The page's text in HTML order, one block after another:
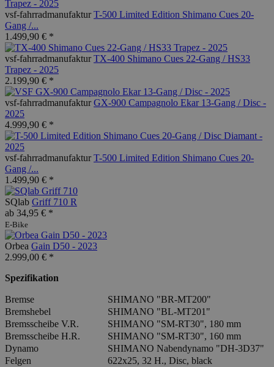
vsf-fahrradmanufaktur T-500 Limited Edition Shimano Cues 20-
Gang /...
1.499,90 € *
vsf-fahrradmanufaktur TX-400 Shimano Cues 22-Gang / HS33
Trapez - 2025
2.199,90 € *
vsf-fahrradmanufaktur GX-900 Campagnolo Ekar 13-Gang / Disc -
2025
4.999,90 € *
vsf-fahrradmanufaktur T-500 Limited Edition Shimano Cues 20-
Gang /...
1.499,90 € *
SQlab Griff 710 R
ab 34,95 € *
E-Bike
Orbea Gain D50 - 2023
2.999,00 € *
Spezifikation
Bremse
SHIMANO "BR-MT200"
Bremshebel
SHIMANO "BL-MT201"
Bremsscheibe V.R.
SHIMANO "SM-RT30", 180 mm
Bremsscheibe H.R.
SHIMANO "SM-RT30", 160 mm
Dynamo
SHIMANO Nabendynamo "DH-3D37"
Felgen
622x25, 32 H., Disc, black